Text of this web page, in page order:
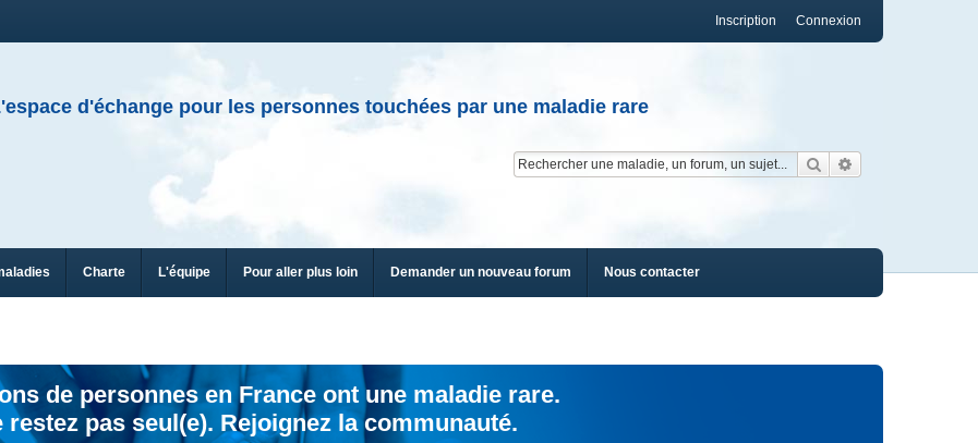
Connexion
Inscription
d'échange pour les personnes touchées par une maladie rare
Rechercher
Charte L'équipe Pour aller plus loin Demander un nouveau forum Nous contacter
de personnes en France ont une maladie rare.
restez pas seul(e). Rejoignez la communauté.